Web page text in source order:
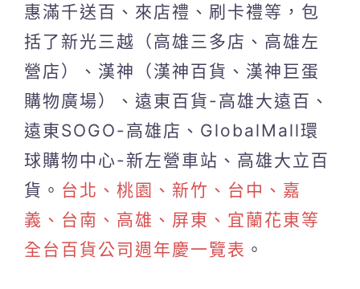
惠滿千送百、來店禮、刷卡禮等，包
括了新光三越（高雄三多店、高雄左
營店）、漢神（漢神百貨、漢神巨蛋
購物廣場）、遠東百貨-高雄大遠百、
遠東SOGO-高雄店、GlobalMall環
球購物中心-新左營車站、高雄大立百
貨。 台北、桃園、新竹、台中、嘉
義、台南、高雄、屏東、宜蘭花東等
全台百貨公司週年慶一覽表 。